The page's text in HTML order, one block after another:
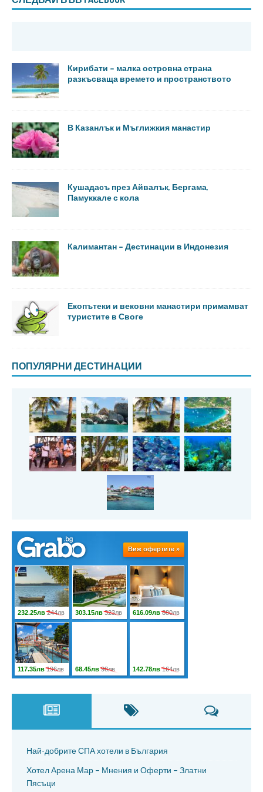
Кирибати – малка островна страна
разкъсваща времето и пространството
В Казанлък и Мъглижкия манастир
Кушадасъ през Айвалък, Бергама,
Памуккале с кола
Калимантан – Дестинации в Индонезия
Екопътеки и вековни манастири примамват
туристите в Своге
ПОПУЛЯРНИ ДЕСТИНАЦИИ
Най-добрите СПА хотели в България
Хотел Арена Мар – Мнения и Оферти – Златни
Пясъци